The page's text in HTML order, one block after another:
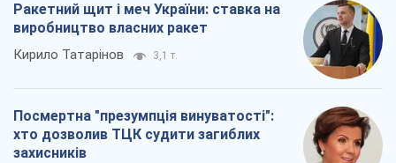
Ракетний щит і меч України: ставка на
виробництво власних ракет
Кирило Татарінов 3,1 т.
Посмертна "презумпція винуватості":
хто дозволив ТЦК судити загиблих
захисників